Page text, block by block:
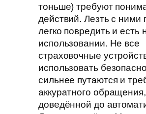
тоньше) требуют
действий. Лезть с ними
легко повредить и есть
использовании. Не все
страховочные
использовать
сильнее путаются и
аккуратного
доведённой до